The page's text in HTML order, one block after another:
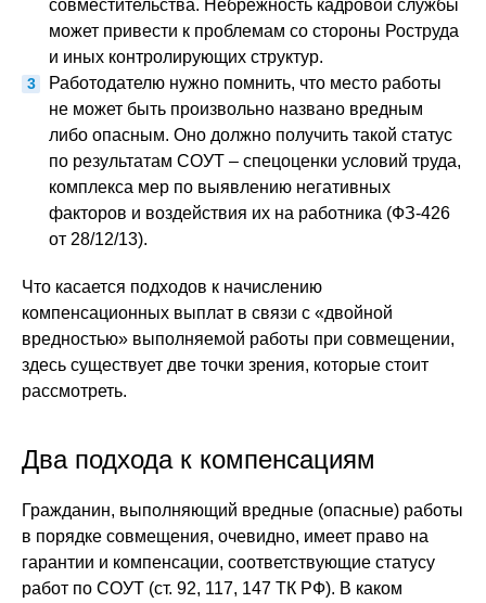
совместительства. Небрежность кадровой службы
может привести к проблемам со стороны Роструда
и иных контролирующих структур.
Работодателю нужно помнить, что место работы
не может быть произвольно названо вредным
либо опасным. Оно должно получить такой статус
по результатам СОУТ – спецоценки условий труда,
комплекса мер по выявлению негативных
факторов и воздействия их на работника (ФЗ-426
от 28/12/13).
Что касается подходов к начислению
компенсационных выплат в связи с «двойной
вредностью» выполняемой работы при совмещении,
здесь существует две точки зрения, которые стоит
рассмотреть.
Два подхода к компенсациям
Гражданин, выполняющий вредные (опасные) работы
в порядке совмещения, очевидно, имеет право на
гарантии и компенсации, соответствующие статусу
работ по СОУТ (ст. 92, 117, 147 ТК РФ). В каком